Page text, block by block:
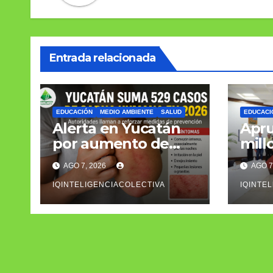
Entrada relacionada
EDUCACIÓN MEDIO AMBIENTE SALUD
Alerta en Yucatán
por aumento de
casos de sarna
humana
AGO 7, 2026
IQINTELIGENCIACOLECTIVA
AGO